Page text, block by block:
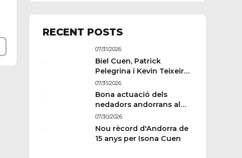
RECENT POSTS
07/31/2026
Biel Cuen, Patrick
Pelegrina i Kevin Teixeira
estan llestos per a París
07/31/2026
Bona actuació dels
nedadors andorrans al
Memorial Paulus
Wildeboer de Sabadell
07/30/2026
Nou rècord d'Andorra de
15 anys per Isona Cuen